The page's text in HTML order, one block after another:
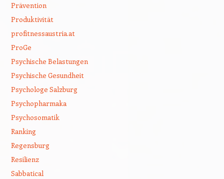
Prävention
Produktivität
profitnessaustria.at
ProGe
Psychische Belastungen
Psychische Gesundheit
Psychologe Salzburg
Psychopharmaka
Psychosomatik
Ranking
Regensburg
Resilienz
Sabbatical